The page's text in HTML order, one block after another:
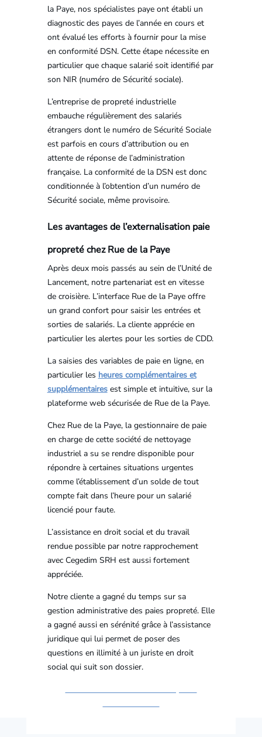
la Paye, nos spécialistes paye ont établi un
diagnostic des payes de l’année en cours et
ont évalué les efforts à fournir pour la mise
en conformité DSN. Cette étape nécessite en
particulier que chaque salarié soit identifié par
son NIR (numéro de Sécurité sociale).
L’entreprise de propreté industrielle
embauche régulièrement des salariés
étrangers dont le numéro de Sécurité Sociale
est parfois en cours d’attribution ou en
attente de réponse de l’administration
française. La conformité de la DSN est donc
conditionnée à l’obtention d’un numéro de
Sécurité sociale, même provisoire.
Les avantages de l’externalisation paie
propreté chez Rue de la Paye
Après deux mois passés au sein de l’Unité de
Lancement, notre partenariat est en vitesse
de croisière. L’interface Rue de la Paye offre
un grand confort pour saisir les entrées et
sorties de salariés. La cliente apprécie en
particulier les alertes pour les sorties de CDD.
La saisies des variables de paie en ligne, en
particulier les heures complémentaires et
supplémentairesest simple et intuitive, sur la
plateforme web sécurisée de Rue de la Paye.
Chez Rue de la Paye, la gestionnaire de paie
en charge de cette société de nettoyage
industriel a su se rendre disponible pour
répondre à certaines situations urgentes
comme l’établissement d’un solde de tout
compte fait dans l’heure pour un salarié
licencié pour faute.
L’assistance en droit social et du travail
rendue possible par notre rapprochement
avec Cegedim SRH est aussi fortement
appréciée.
Notre cliente a gagné du temps sur sa
gestion administrative des paies propreté. Elle
a gagné aussi en sérénité grâce à l’assistance
juridique qui lui permet de poser des
questions en illimité à un juriste en droit
social qui suit son dossier.